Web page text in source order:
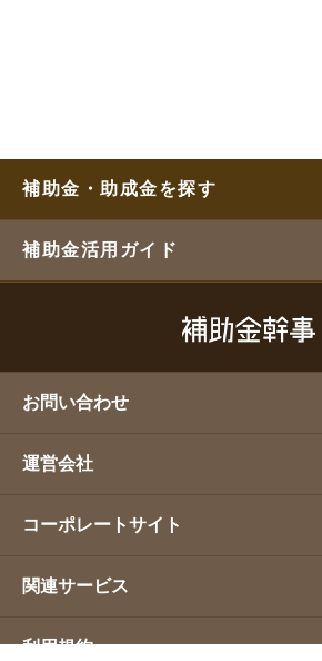
補助金・助成金を探す
補助金活用ガイド
お問い合わせ
運営会社
コーポレートサイト
関連サービス
利用規約